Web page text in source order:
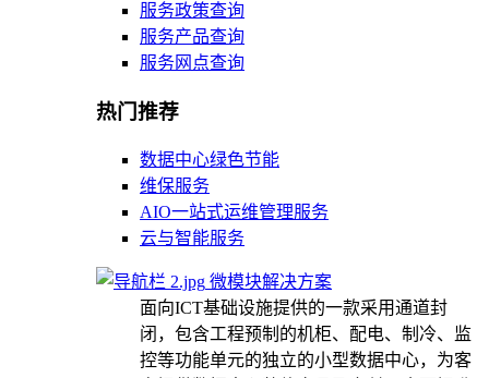
服务政策查询
服务产品查询
服务网点查询
热门推荐
数据中心绿色节能
维保服务
AIO一站式运维管理服务
云与智能服务
微模块解决方案
面向ICT基础设施提供的一款采用通道封
闭，包含工程预制的机柜、配电、制冷、监
控等功能单元的独立的小型数据中心，为客